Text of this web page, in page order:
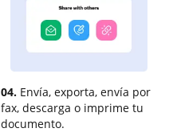
04. Envía, exporta, envía por
fax, descarga o imprime tu
documento.